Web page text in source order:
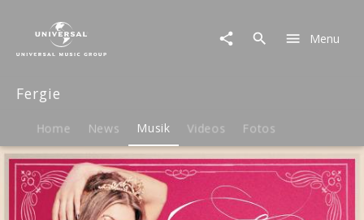
Bridge
Menu
Fergie
Home News Musik Videos Fotos